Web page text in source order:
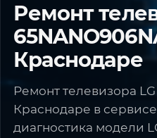
Ремонт
Краснодаре
Ремонт телевизора
Краснодаре в
диагностика модели